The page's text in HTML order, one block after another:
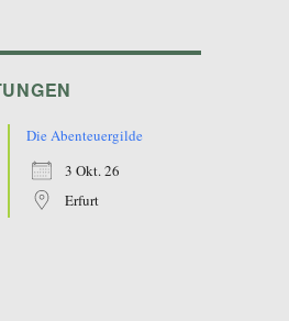
Die Abenteuergilde
3 Okt. 26
Erfurt